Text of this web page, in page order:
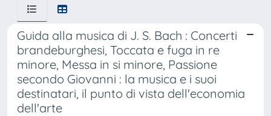
Guida alla musica di J. S. Bach : Concerti
brandeburghesi, Toccata e fuga in re
minore, Messa in si minore, Passione
secondo Giovanni : la musica e i suoi
destinatari, il punto di vista dell'economia
dell'arte